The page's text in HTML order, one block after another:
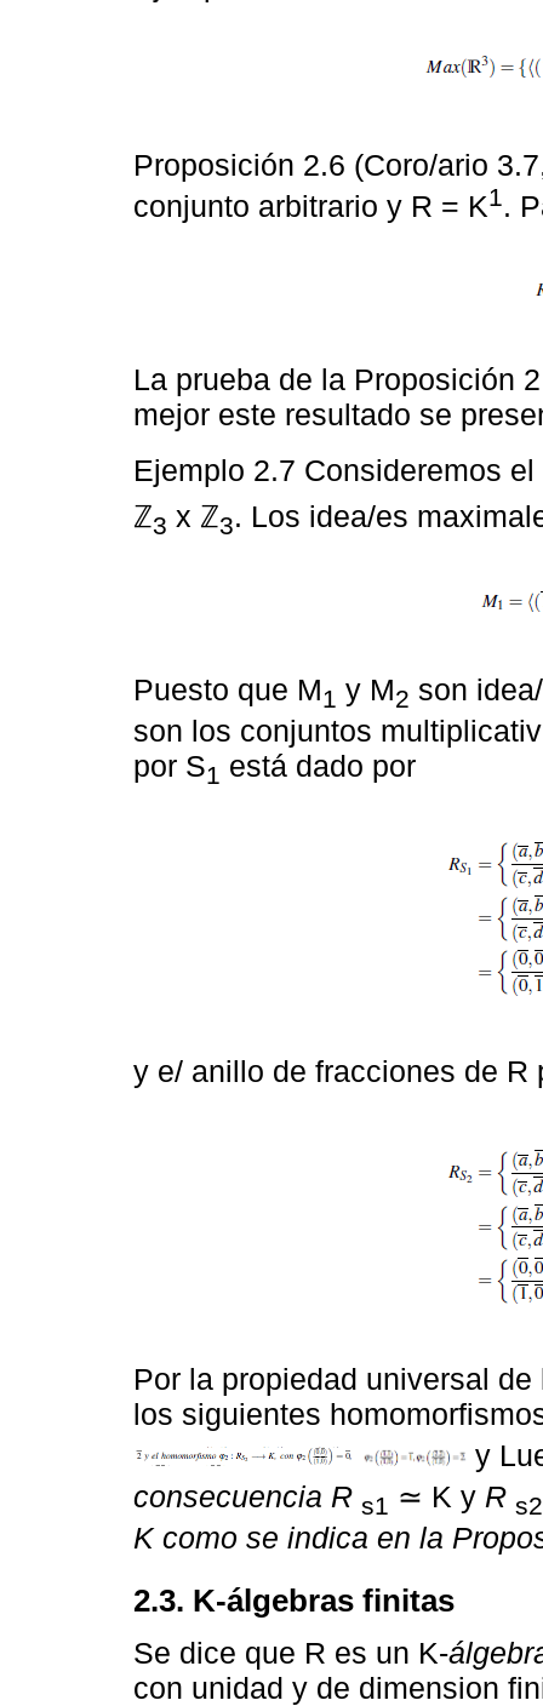
Proposición 2.6 (Coro/ario
conjunto arbitrario y R = K1.
La prueba de la Proposición
mejor este resultado se
Ejemplo 2.7 Consideremos
ℤ3 x ℤ3. Los idea/es
Puesto que M1 y M2 son
son los conjuntos
por S1 está dado por
y e/ anillo de fracciones de R
Por la propiedad universal
los siguientes
y
consecuencia R s1 ≃ K y R s2
K como se indica en la
2.3. K-álgebras finitas
Se dice que R es un K-
con unidad y de dimension